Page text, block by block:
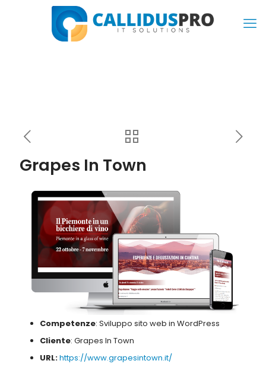
Grapes In Town
Competenze: Sviluppo sito web in WordPress
Cliente: Grapes In Town
URL:https://www.grapesintown.it/